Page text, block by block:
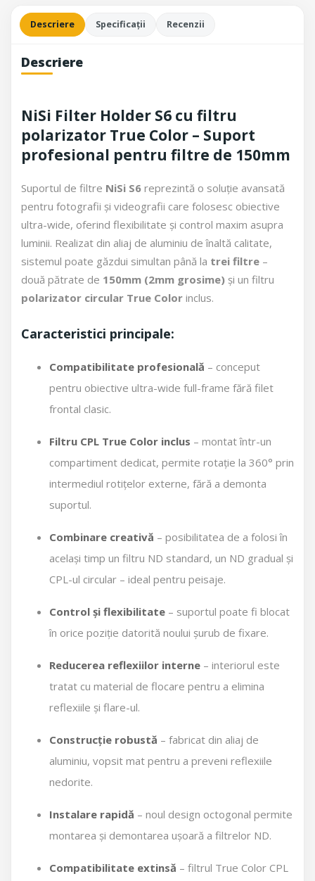
Descriere Specificații Recenzii
Descriere
NiSi Filter Holder S6 cu filtru
polarizator True Color – Suport
profesional pentru filtre de 150mm
Suportul de filtre NiSi S6 reprezintă o soluție avansată
pentru fotografii și videografii care folosesc obiective
ultra-wide, oferind flexibilitate și control maxim asupra
luminii. Realizat din aliaj de aluminiu de înaltă calitate,
sistemul poate găzdui simultan până la trei filtre –
două pătrate de 150mm (2mm grosime) și un filtru
polarizator circular True Color inclus.
Caracteristici principale:
Compatibilitate profesională – conceput
pentru obiective ultra-wide full-frame fără filet
frontal clasic.
Filtru CPL True Color inclus – montat într-un
compartiment dedicat, permite rotație la 360° prin
intermediul rotițelor externe, fără a demonta
suportul.
Combinare creativă – posibilitatea de a folosi în
același timp un filtru ND standard, un ND gradual și
CPL-ul circular – ideal pentru peisaje.
Control și flexibilitate – suportul poate fi blocat
în orice poziție datorită noului șurub de fixare.
Reducerea reflexiilor interne – interiorul este
tratat cu material de flocare pentru a elimina
reflexiile și flare-ul.
Construcție robustă – fabricat din aliaj de
aluminiu, vopsit mat pentru a preveni reflexiile
nedorite.
Instalare rapidă – noul design octogonal permite
montarea și demontarea ușoară a filtrelor ND.
Compatibilitate extinsă – filtrul True Color CPL